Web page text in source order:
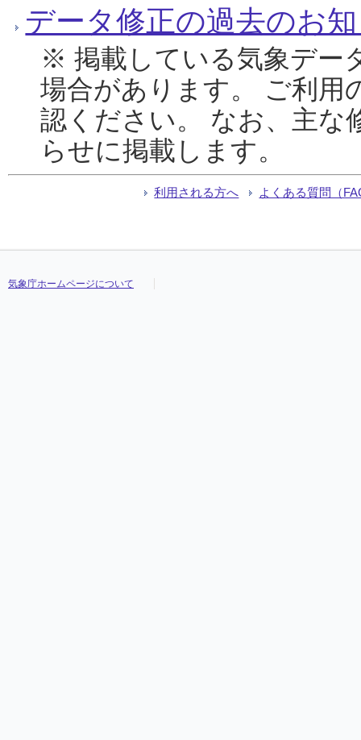
データ修正の過去のお
※ 掲載している気象デー
場合があります。 ご利用
認ください。 なお、主な
らせに掲載します。
利用される方へ よくある質問（
気象庁ホームページについて